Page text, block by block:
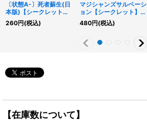
〔状態A-〕死者蘇生(日
本版)【シークレット】
{QCAC-JP023}《魔
法》
260円(税込)
マジシャンズサルベーシ
ョン【シークレット】
{WPP2-JP062}《魔
法》
480円(税込)
【在庫数について】